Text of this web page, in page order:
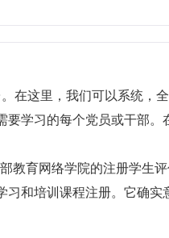
在这里，我们可以系统，
要学习的每个党员或干部。
教育网络学院的注册学生
和培训课程注册。它确实